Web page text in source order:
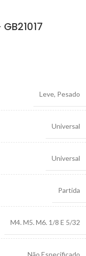
Leve, Pesado
Universal
Universal
Partida
M4. M5. M6. 1/8 E 5/32
Não Especificado